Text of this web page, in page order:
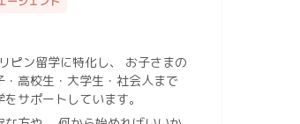
ピン留学に特化し、 お子さまの
・高校生・大学生・社会人まで
サポートしています。